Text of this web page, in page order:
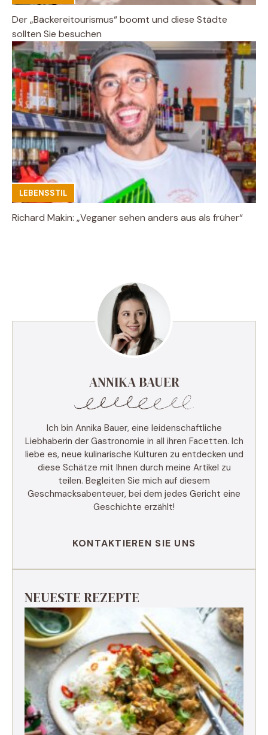
Der „Bäckereitourismus“ boomt und diese Städte
sollten Sie besuchen
LEBENSSTIL
Richard Makin: „Veganer sehen anders aus als früher“
ANNIKA BAUER
Ich bin Annika Bauer, eine leidenschaftliche
Liebhaberin der Gastronomie in all ihren Facetten. Ich
liebe es, neue kulinarische Kulturen zu entdecken und
diese Schätze mit Ihnen durch meine Artikel zu
teilen. Begleiten Sie mich auf diesem
Geschmacksabenteuer, bei dem jedes Gericht eine
Geschichte erzählt!
KONTAKTIEREN SIE UNS
NEUESTE REZEPTE